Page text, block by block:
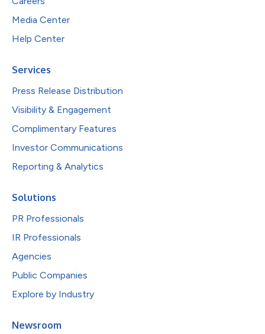
Media Center
Help Center
Services
Press Release Distribution
Visibility & Engagement
Complimentary Features
Investor Communications
Reporting & Analytics
Solutions
PR Professionals
IR Professionals
Agencies
Public Companies
Explore by Industry
Newsroom